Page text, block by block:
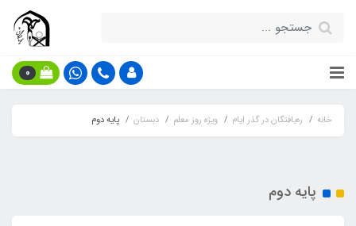
0
خانه ره‌یافتگان در گذر ایام ویژه روز معلم دبستان پایه دوم
پایه دوم